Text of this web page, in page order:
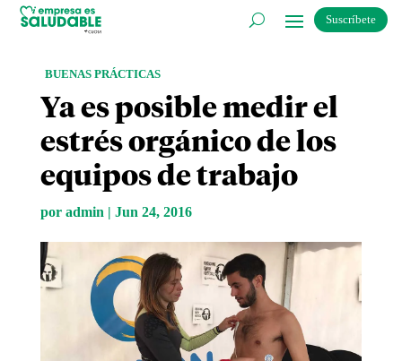
Suscríbete
BUENAS PRÁCTICAS
Ya es posible medir el
estrés orgánico de los
equipos de trabajo
por admin | Jun 24, 2016